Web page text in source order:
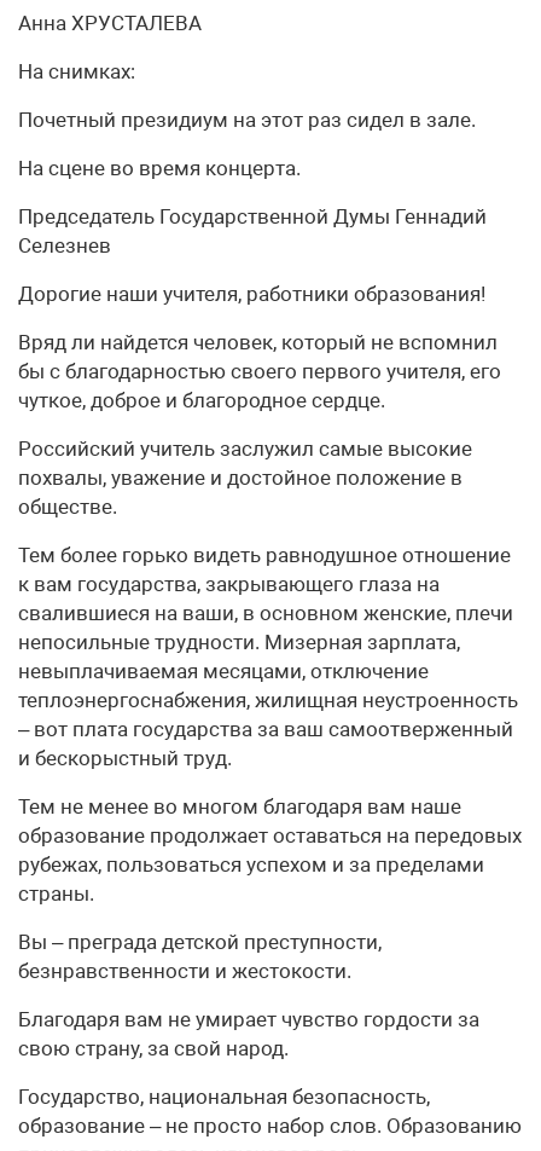
Анна ХРУСТАЛЕВА
На снимках:
Почетный президиум на этот раз сидел в зале.
На сцене во время концерта.
Председатель Государственной Думы Геннадий
Селезнев
Дорогие наши учителя, работники образования!
Вряд ли найдется человек, который не вспомнил
бы с благодарностью своего первого учителя, его
чуткое, доброе и благородное сердце.
Российский учитель заслужил самые высокие
похвалы, уважение и достойное положение в
обществе.
Тем более горько видеть равнодушное отношение
к вам государства, закрывающего глаза на
свалившиеся на ваши, в основном женские, плечи
непосильные трудности. Мизерная зарплата,
невыплачиваемая месяцами, отключение
теплоэнергоснабжения, жилищная неустроенность
– вот плата государства за ваш самоотверженный
и бескорыстный труд.
Тем не менее во многом благодаря вам наше
образование продолжает оставаться на передовых
рубежах, пользоваться успехом и за пределами
страны.
Вы – преграда детской преступности,
безнравственности и жестокости.
Благодаря вам не умирает чувство гордости за
свою страну, за свой народ.
Государство, национальная безопасность,
образование – не просто набор слов. Образованию